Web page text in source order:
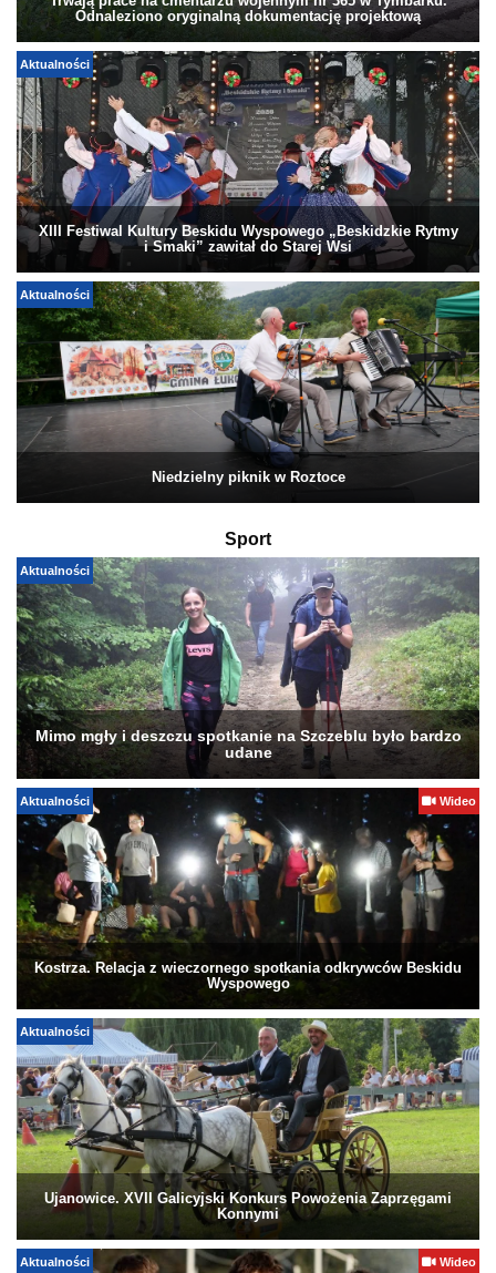
Odnaleziono oryginalną dokumentację projektową
Aktualności
XIII Festiwal Kultury Beskidu Wyspowego „Beskidzkie Rytmy
i Smaki” zawitał do Starej Wsi
Aktualności
Niedzielny piknik w Roztoce
Sport
Aktualności
Mimo mgły i deszczu spotkanie na Szczeblu było bardzo
udane
Aktualności Wideo
Kostrza. Relacja z wieczornego spotkania odkrywców Beskidu
Wyspowego
Aktualności
Ujanowice. XVII Galicyjski Konkurs Powożenia Zaprzęgami
Konnymi
Aktualności Wideo